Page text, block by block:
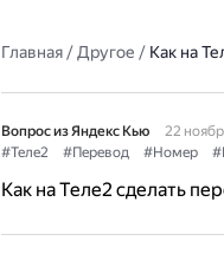
Главная/Другое / Как на
Вопрос из Яндекс Кью
22
#Теле2
#Перевод #Номер
Как на Теле2 сделать